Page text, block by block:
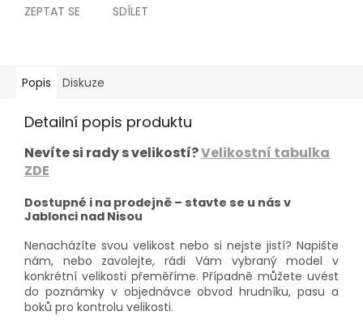
ZEPTAT SE SDÍLET
Popis Diskuze
Detailní popis produktu
Nevíte si rady s velikostí?Velikostní tabulka
ZDE
Dostupné i na prodejně – stavte se u nás v
Jablonci nad Nisou
Nenacházíte svou velikost nebo si nejste jistí? Napište
nám, nebo zavolejte, rádi Vám vybraný model v
konkrétní velikosti přeměříme. Případně můžete uvést
do poznámky v objednávce obvod hrudníku, pasu a
boků pro kontrolu velikosti.